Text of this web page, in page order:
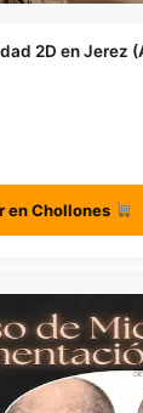
2D en Jerez
en Chollones